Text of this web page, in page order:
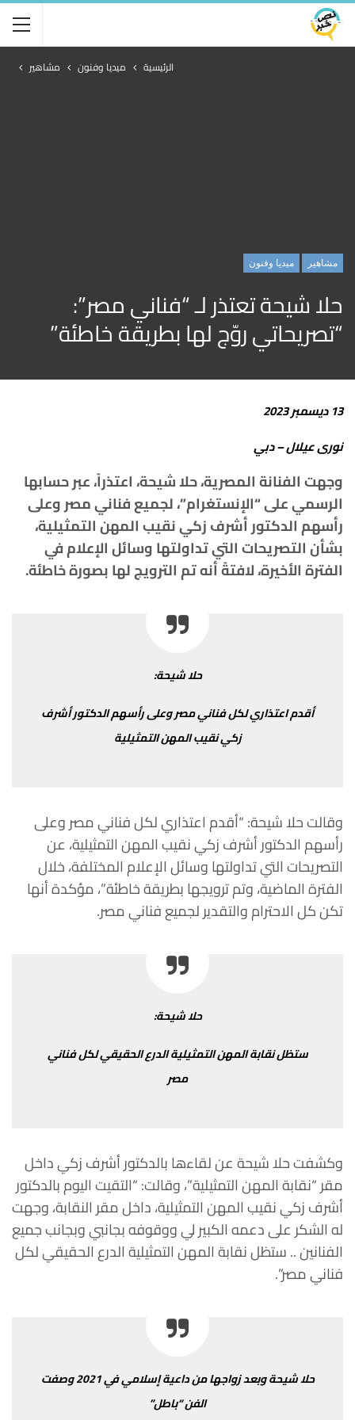
الرئيسية ميديا وفنون مشاهير
مشاهير ميديا وفنون
حلا شيحة تعتذر لـ “فناني مصر”:
“تصريحاتي روّج لها بطريقة خاطئة”
13 ديسمبر 2023
نورى عيلال – دبي
وجهت الفنانة المصرية، حلا شيحة، اعتذراً، عبر حسابها
الرسمي على “الإنستغرام”، لجميع فناني مصر وعلى
رأسهم الدكتور أشرف زكي نقيب المهن التمثيلية،
بشأن التصريحات التي تداولتها وسائل الإعلام في
الفترة الأخيرة، لافتةً أنه تم الترويج لها بصورة خاطئة.
حلا شيحة:
أقدم اعتذاري لكل فناني مصر وعلى رأسهم الدكتور أشرف
زكي نقيب المهن التمثيلية
وقالت حلا شيحة: “أقدم اعتذاري لكل فناني مصر وعلى
رأسهم الدكتور أشرف زكي نقيب المهن التمثيلية، عن
التصريحات التي تداولتها وسائل الإعلام المختلفة، خلال
الفترة الماضية، وتم ترويجها بطريقة خاطئة”، مؤكدة أنها
تكن كل الاحترام والتقدير لجميع فناني مصر.
حلا شيحة:
ستظل نقابة المهن التمثيلية الدرع الحقيقي لكل فناني
مصر
وكشفت حلا شيحة عن لقاءها بالدكتور أشرف زكي داخل
مقر “نقابة المهن التمثيلية”، وقالت: “التقيت اليوم بالدكتور
أشرف زكي نقيب المهن التمثيلية، داخل مقر النقابة، وجهت
له الشكر على دعمه الكبير لي ووقوفه بجانبي وبجانب جميع
الفنانين .. ستظل نقابة المهن التمثيلية الدرع الحقيقي لكل
فناني مصر”.
حلا شيحة وبعد زواجها من داعية إسلامي في 2021 وصفت
الفن “باطل”